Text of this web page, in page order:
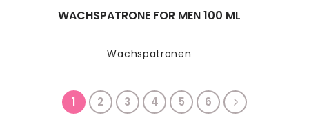
Wachspatronen
WACHSPATRONE FOR MEN 100 ML
1 2 3 4 5 6